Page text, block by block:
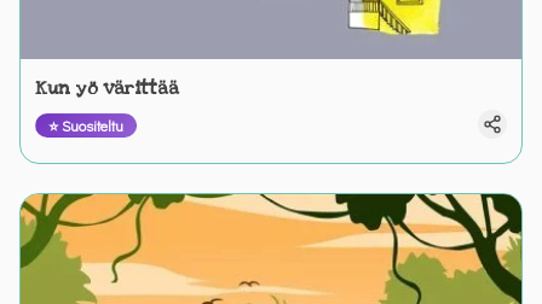
Kun yö värittää
⭐ Suositeltu